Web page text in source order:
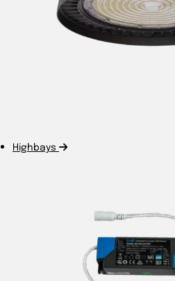
Highbays